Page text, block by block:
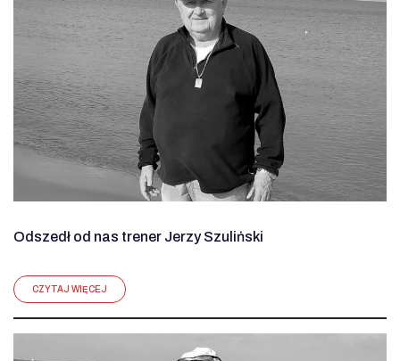
Odszedł od nas trener Jerzy Szuliński
CZYTAJ WIĘCEJ